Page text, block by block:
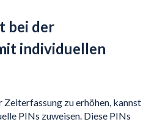
bei der
individuellen
Zeiterfassung zu erhöhen, kannst
PINs zuweisen. Diese PINs